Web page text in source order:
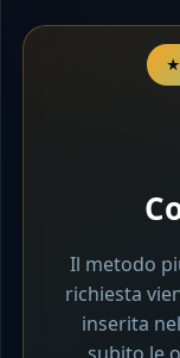
Il metodo
richiesta
inserita